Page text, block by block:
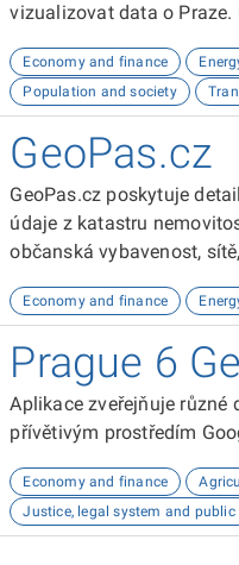
vizualizovat data o
Economy and finance
Population and society
GeoPas.cz
GeoPas.cz poskytuje
údaje z katastru
občanská vybavenost,
Economy and finance
Prague 6
Aplikace zveřejňuje
přívětivým prostředím
Economy and finance
Justice, legal system and public